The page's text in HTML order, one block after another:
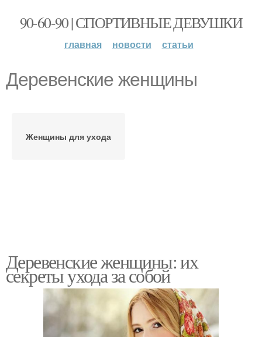
90-60-90 | СПОРТИВНЫЕ ДЕВУШКИ
главная новости статьи
Деревенские женщины
Женщины для ухода
Деревенские женщины: их
секреты ухода за собой